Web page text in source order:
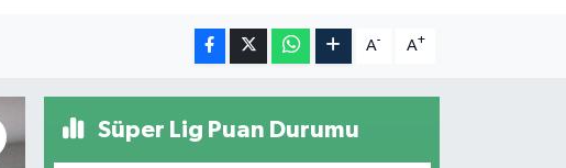
A- A+
Süper Lig Puan Durumu